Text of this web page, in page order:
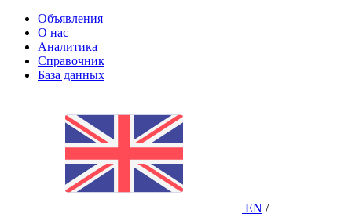
Объявления
О нас
Аналитика
Справочник
База данных
EN /